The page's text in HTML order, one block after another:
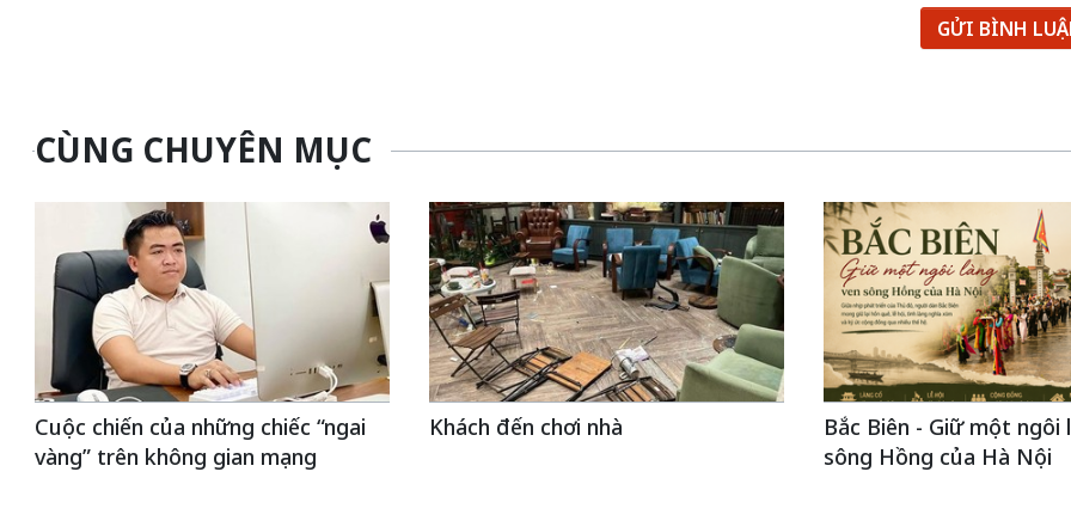
GỬI BÌNH
CÙNG CHUYÊN MỤC
Cuộc chiến của những chiếc “ngai
vàng” trên không gian mạng
Khách đến chơi nhà
Bắc Biên - Giữ một ngôi
sông Hồng của Hà Nội